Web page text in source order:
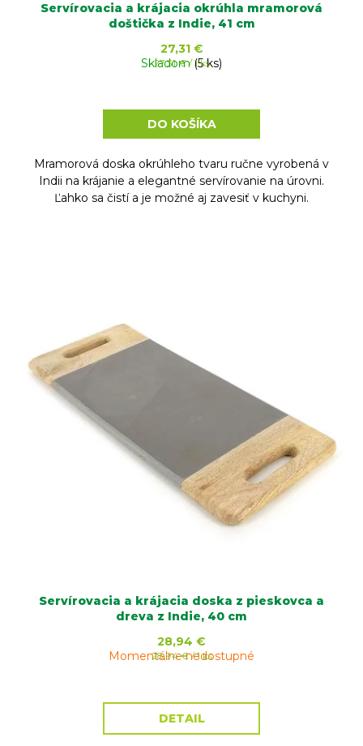
Servírovacia a krájacia okrúhla mramorová
doštička z Indie, 41 cm
Skladom(5 ks)
27,31 €
Jednotková
27,31 € / 1 ks
DO KOŠÍKA
Mramorová doska okrúhleho tvaru ručne vyrobená v
Indii na krájanie a elegantné servírovanie na úrovni.
Ľahko sa čistí a je možné aj zavesiť v kuchyni.
Servírovacia a krájacia doska z pieskovca a
dreva z Indie, 40 cm
Momentálne nedostupné
28,94 €
Jednotková
28,94 € / 1 ks
DETAIL